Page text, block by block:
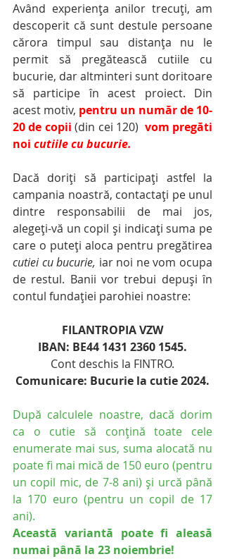
Având experiența anilor trecuți, am
descoperit că sunt destule persoane
cărora timpul sau distanța nu le
permit să pregătească cutiile cu
bucurie, dar altminteri sunt doritoare
să participe în acest proiect. Din
acest motiv, pentru un număr de 10-
20 de copii (din cei 120) vom pregăti
noi cutiile cu bucurie.
Dacă doriți să participați astfel la
campania noastră, contactați pe unul
dintre responsabilii de mai jos,
alegeți-vă un copil și indicați suma pe
cutiei cu bucurie, iar noi ne vom ocupa
de restul. Banii vor trebui depuși în
contul fundației parohiei noastre:
FILANTROPIA VZW
IBAN: BE44 1431 2360 1545.
Cont deschis la FINTRO.
Comunicare: Bucurie la cutie 2024.
După calculele noastre, dacă dorim
ca o cutie să conțină toate cele
enumerate mai sus, suma alocată nu
poate fi mai mică de 150 euro (pentru
un copil mic, de 7-8 ani) și urcă până
la 170 euro (pentru un copil de 17
ani).
Această variantă poate fi aleasă
numai până la 23 noiembrie!